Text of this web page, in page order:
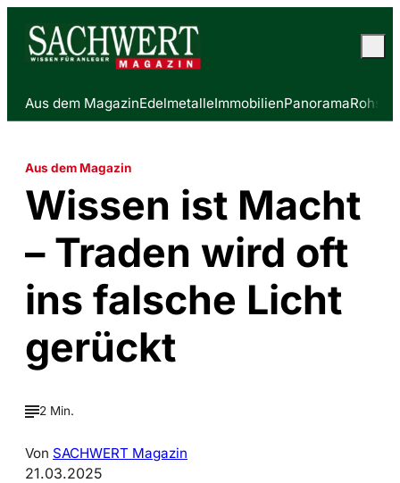
Aus dem MagazinEdelmetalleImmobilienPanorama
Aus dem Magazin
Wissen ist Macht
– Traden wird oft
ins falsche Licht
gerückt
2 Min.
Von SACHWERT Magazin
21.03.2025